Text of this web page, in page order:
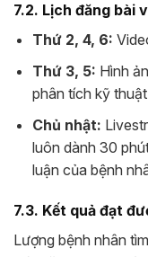
7.2. Lịch đăng bài
Thứ 2, 4, 6:
Thứ 3, 5: Hình
phân tích kỹ
Chủ nhật:
luôn dành 30
luận của bệnh
7.3. Kết quả đạt
Lượng bệnh nhân